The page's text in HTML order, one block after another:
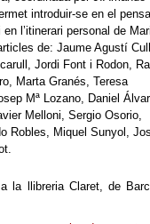
introduir-se en el
l’itinerari personal de
de: Jaume Agustí
Jordi Font i Rodon,
Marta Granés, Teresa
Mª Lozano, Daniel
Melloni, Sergio Osorio,
Robles, Miquel Sunyol,
la llibreria Claret, de